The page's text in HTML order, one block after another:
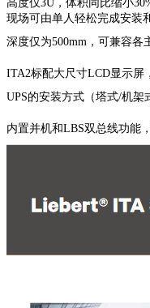
高度仅3U，体积同比缩小
现场可由单人轻松完成安装
深度仅为500mm，可兼容各
ITA2标配大尺寸LCD显示屏
UPS的安装方式（塔式/机架
内置并机和LBS双总线功能